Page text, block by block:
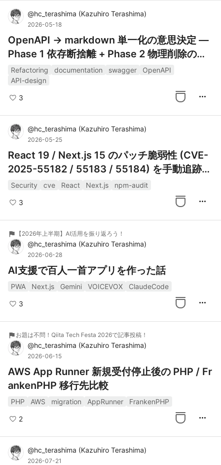
@hc_terashima (Kazuhiro Terashima)
2026-05-18
OpenAPI → markdown 単一化の意思決定 —
Phase 1 依存断捨離 + Phase 2 物理削除の意
思決定プロセス
Refactoring documentation swagger
OpenAPI
API-design
3 more_horiz
@hc_terashima (Kazuhiro Terashima)
2026-05-25
React 19 / Next.js 15 のパッチ脆弱性 (CVE-
2025-55182 / 55183 / 55184) を手動追跡で
素早く対応した話
Security cve React Next.js npm-audit
3 more_horiz
flag 【2026年上半期】AI活用を振り返ろう！
@hc_terashima (Kazuhiro Terashima)
2026-06-28
AI支援で百人一首アプリを作った話
PWA Next.js Gemini VOICEVOX ClaudeCode
3 more_horiz
flag お題は不問！Qiita Tech Festa 2026で記事投稿！
@hc_terashima (Kazuhiro Terashima)
2026-06-15
AWS App Runner 新規受付停止後の PHP / Fr
ankenPHP 移行先比較
PHP AWS migration AppRunner FrankenPHP
2 more_horiz
@hc_terashima (Kazuhiro Terashima)
2026-07-21